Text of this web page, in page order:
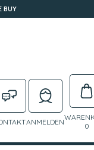
BUY
ANMELDEN
0